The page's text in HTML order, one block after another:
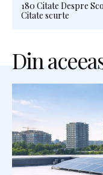
180 Citate Despre
Citate scurte
Din